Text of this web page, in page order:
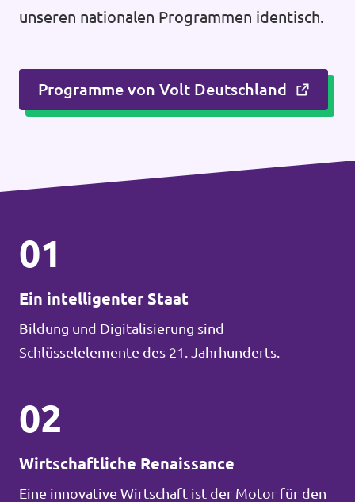
unseren nationalen Programmen identisch.
Programme von Volt Deutschland
01
Ein intelligenter Staat
Bildung und Digitalisierung sind
Schlüsselelemente des 21. Jahrhunderts.
02
Wirtschaftliche Renaissance
Eine innovative Wirtschaft ist der Motor für den